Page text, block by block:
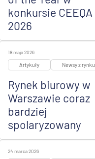
konkursie CEEQA
2026
18 maja 2026
Artykuły Newsy z rynku
Rynek biurowy w
Warszawie coraz
bardziej
spolaryzowany
24 marca 2026